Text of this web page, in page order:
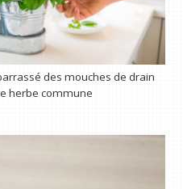
des mouches de drain
herbe commune